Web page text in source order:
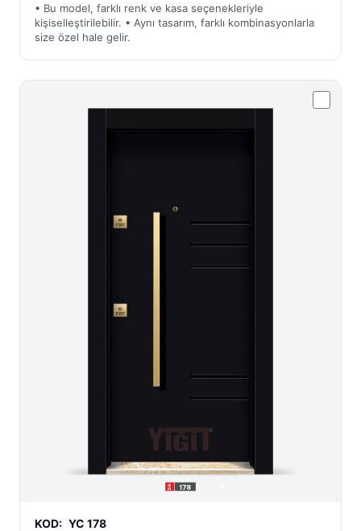
• Bu model, farklı renk ve kasa seçenekleriyle
kişiselleştirilebilir. • Aynı tasarım, farklı kombinasyonlarla
size özel hale gelir.
KOD: YC 178